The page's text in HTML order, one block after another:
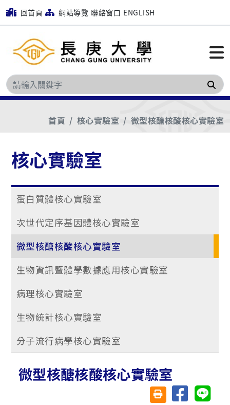
回首頁 網站導覽 聯絡窗口 ENGLISH
搜
首頁 核心實驗室 微型核醣核酸核心實驗室
核心實驗室
蛋白質體核心實驗室
次世代定序基因體核心實驗室
微型核醣核酸核心實驗室
生物資訊暨體學數據應用核心實驗室
病理核心實驗室
生物統計核心實驗室
分子流行病學核心實驗室
微型核醣核酸核心實驗室
友善列印(另開視窗)
分享至臉書分享